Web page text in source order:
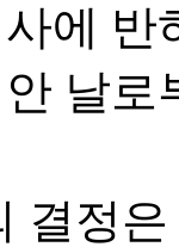
에
날로
결정